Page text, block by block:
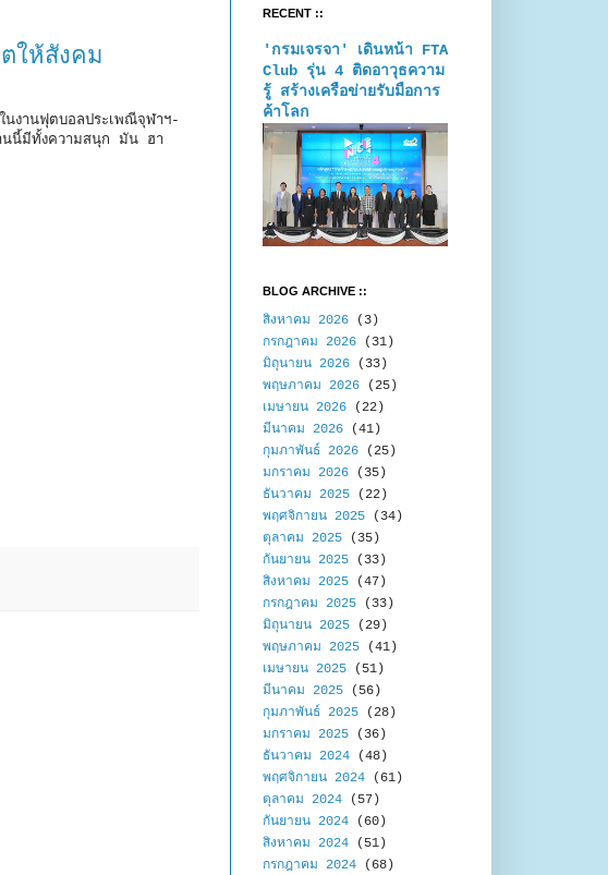
ให้สังคม
งานฟุตบอลประเพณีจุฬาฯ-
นี้มีทั้งความสนุก มัน ฮา
RECENT ::
'กรมเจรจา' เดินหน้า FTA
Club รุ่น 4 ติดอาวุธความ
รู้ สร้างเครือข่ายรับมือการ
ค้าโลก
BLOG ARCHIVE ::
สิงหาคม 2026 (3)
กรกฎาคม 2026 (31)
มิถุนายน 2026 (33)
พฤษภาคม 2026 (25)
เมษายน 2026 (22)
มีนาคม 2026 (41)
กุมภาพันธ์ 2026 (25)
มกราคม 2026 (35)
ธันวาคม 2025 (22)
พฤศจิกายน 2025 (34)
ตุลาคม 2025 (35)
กันยายน 2025 (33)
สิงหาคม 2025 (47)
กรกฎาคม 2025 (33)
มิถุนายน 2025 (29)
พฤษภาคม 2025 (41)
เมษายน 2025 (51)
มีนาคม 2025 (56)
กุมภาพันธ์ 2025 (28)
มกราคม 2025 (36)
ธันวาคม 2024 (48)
พฤศจิกายน 2024 (61)
ตุลาคม 2024 (57)
กันยายน 2024 (60)
สิงหาคม 2024 (51)
กรกฎาคม 2024 (68)